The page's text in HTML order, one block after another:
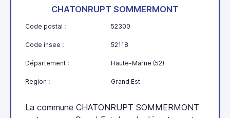
CHATONRUPT SOMMERMONT
Code postal : 52300
Code insee : 52118
Département : Haute-Marne (52)
Region : Grand Est
La commune CHATONRUPT SOMMERMONT